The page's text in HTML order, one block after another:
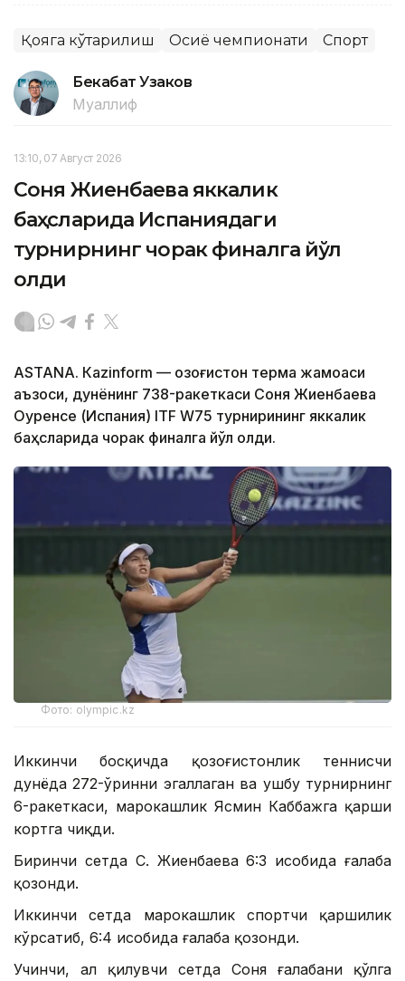
Қояга кўтарилиш Осиё чемпионати Спорт
Бекабат Узаков
Муаллиф
13:10, 07 Август 2026
Соня Жиенбаева яккалик
баҳсларида Испаниядаги
турнирнинг чорак финалга йўл
олди
ASTANА. Кazinform — Қозоғистон терма жамоаси
аъзоси, дунёнинг 738-ракеткаси Соня Жиенбаева
Оуренсе (Испания) ITF W75 турнирининг яккалик
баҳсларида чорак финалга йўл олди.
Фото: olympic.kz
Иккинчи босқичда қозоғистонлик теннисчи
дунёда 272-ўринни эгаллаган ва ушбу турнирнинг
6-ракеткаси, марокашлик Ясмин Каббажга қарши
кортга чиқди.
Биринчи сетда С. Жиенбаева 6:3 ҳисобида ғалаба
қозонди.
Иккинчи сетда марокашлик спортчи қаршилик
кўрсатиб, 6:4 ҳисобида ғалаба қозонди.
Учинчи, ҳал қилувчи сетда Соня ғалабани қўлга